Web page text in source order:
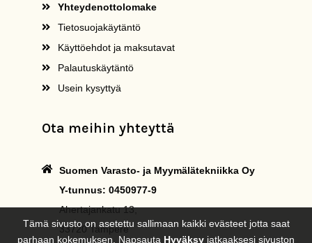
Yhteydenottolomake
Tietosuojakäytäntö
Käyttöehdot ja maksutavat
Palautuskäytäntö
Usein kysyttyä
Ota meihin yhteyttä
Suomen Varasto- ja Myymälätekniikka Oy
Y-tunnus: 0450977-9
Ahertajankatu 13,
33720 Tampere
Tämä sivusto on asetettu sallimaan kaikki evästeet jotta saat
parhaan kokemuksen. Napsauta Hyväksy jatkaaksesi sivuston